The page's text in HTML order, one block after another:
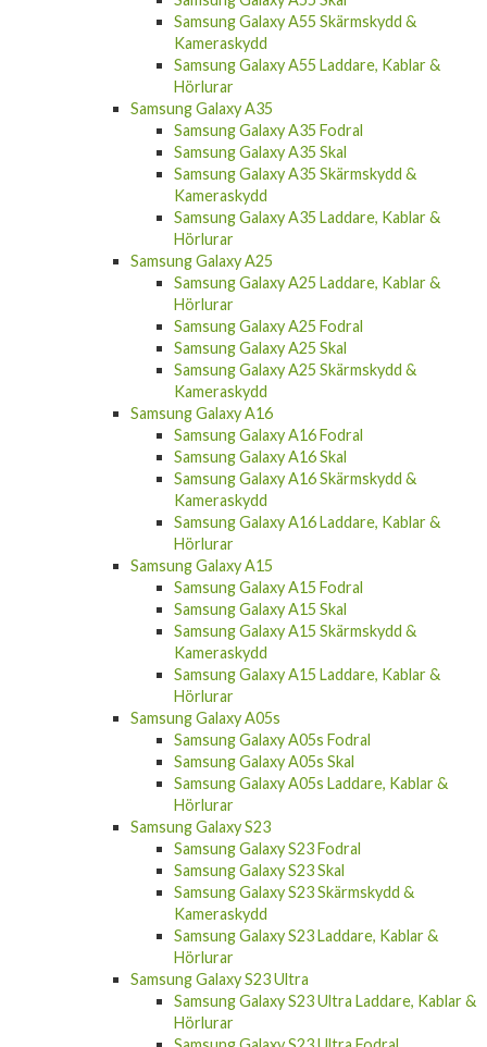
Samsung Galaxy A55 Skärmskydd &
Kameraskydd
Samsung Galaxy A55 Laddare, Kablar &
Hörlurar
Samsung Galaxy A35
Samsung Galaxy A35 Fodral
Samsung Galaxy A35 Skal
Samsung Galaxy A35 Skärmskydd &
Kameraskydd
Samsung Galaxy A35 Laddare, Kablar &
Hörlurar
Samsung Galaxy A25
Samsung Galaxy A25 Laddare, Kablar &
Hörlurar
Samsung Galaxy A25 Fodral
Samsung Galaxy A25 Skal
Samsung Galaxy A25 Skärmskydd &
Kameraskydd
Samsung Galaxy A16
Samsung Galaxy A16 Fodral
Samsung Galaxy A16 Skal
Samsung Galaxy A16 Skärmskydd &
Kameraskydd
Samsung Galaxy A16 Laddare, Kablar &
Hörlurar
Samsung Galaxy A15
Samsung Galaxy A15 Fodral
Samsung Galaxy A15 Skal
Samsung Galaxy A15 Skärmskydd &
Kameraskydd
Samsung Galaxy A15 Laddare, Kablar &
Hörlurar
Samsung Galaxy A05s
Samsung Galaxy A05s Fodral
Samsung Galaxy A05s Skal
Samsung Galaxy A05s Laddare, Kablar &
Hörlurar
Samsung Galaxy S23
Samsung Galaxy S23 Fodral
Samsung Galaxy S23 Skal
Samsung Galaxy S23 Skärmskydd &
Kameraskydd
Samsung Galaxy S23 Laddare, Kablar &
Hörlurar
Samsung Galaxy S23 Ultra
Samsung Galaxy S23 Ultra Laddare, Kablar &
Hörlurar